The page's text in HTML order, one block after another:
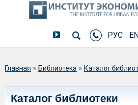
РУС
Вы здесь
Главная » Библиотека » Каталог
Каталог библиотеки